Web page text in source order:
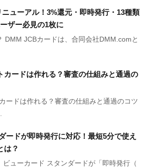
ューアル！3%還元・即時発行・13種類
ザー必見の1枚に
DMM JCBカードは、合同会社DMM.comと
カードは作れる？審査の仕組みと通過の
ードは作れる？審査の仕組みと通過のコツ
ードが即時発行に対応！最短5分で使え
は？
ューカード スタンダードが「即時発行（